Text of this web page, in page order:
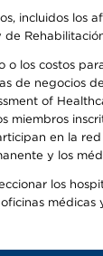
incluidos
los costos
de negocios
of
en la
y los
los